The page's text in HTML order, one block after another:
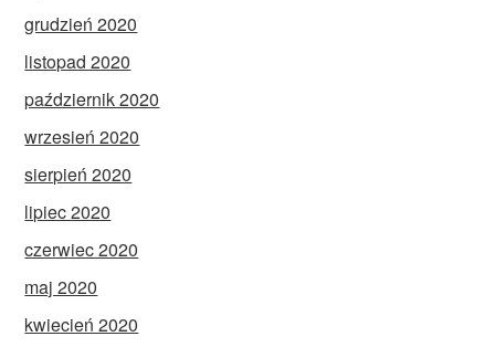
grudzień 2020
listopad 2020
październik 2020
wrzesień 2020
sierpień 2020
lipiec 2020
czerwiec 2020
maj 2020
kwiecień 2020